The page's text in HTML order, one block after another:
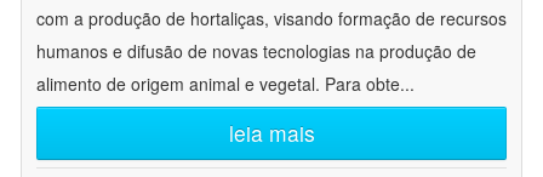
com a produção de hortaliças, visando formação de recursos
humanos e difusão de novas tecnologias na produção de
alimento de origem animal e vegetal. Para obte...
leia mais